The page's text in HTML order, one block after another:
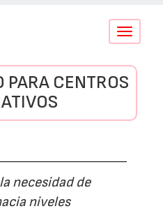
Conmutar
PARA CENTROS
necesidad de
niveles